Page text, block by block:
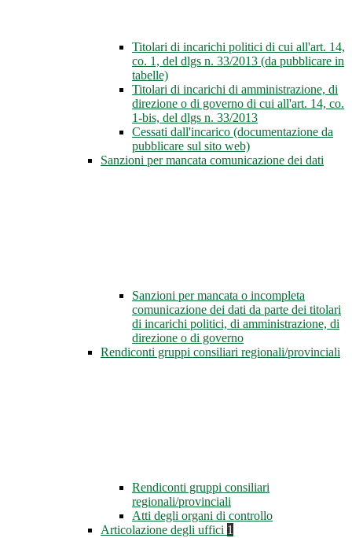
Titolari di incarichi politici di cui all'art. 14,
co. 1, del dlgs n. 33/2013 (da pubblicare in
tabelle)
Titolari di incarichi di amministrazione, di
direzione o di governo di cui all'art. 14, co.
1-bis, del dlgs n. 33/2013
Cessati dall'incarico (documentazione da
pubblicare sul sito web)
Sanzioni per mancata comunicazione dei dati
Sanzioni per mancata o incompleta
comunicazione dei dati da parte dei titolari
di incarichi politici, di amministrazione, di
direzione o di governo
Rendiconti gruppi consiliari regionali/provinciali
Rendiconti gruppi consiliari
regionali/provinciali
Atti degli organi di controllo
Articolazione degli uffici 1